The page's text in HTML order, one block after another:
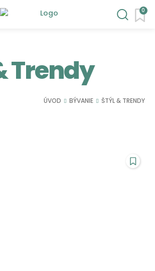
0
Trendy
ÚVOD BÝVANIE ŠTÝL & TRENDY